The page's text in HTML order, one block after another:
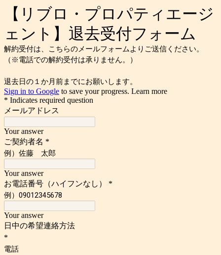
【リブロ・プロパティエージ
ェント】退去受付フォーム
解約受付は、こちらのメールフォームよりご送信ください。
（※電話での解約受付は承りません。）
退去日の１か月前までにお願いします。
Sign in to Google to save your progress. Learn more
* Indicates required question
メールアドレス
Your answer
ご契約者名 *
例）佐藤 太郎
Your answer
お電話番号（ハイフンなし） *
例）09012345678
Your answer
日中の希望連絡方法
*
電話